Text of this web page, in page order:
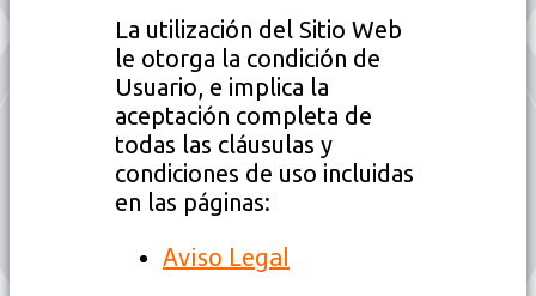
La utilización del Sitio Web
le otorga la condición de
Usuario, e implica la
aceptación completa de
todas las cláusulas y
condiciones de uso incluidas
en las páginas:
Aviso Legal